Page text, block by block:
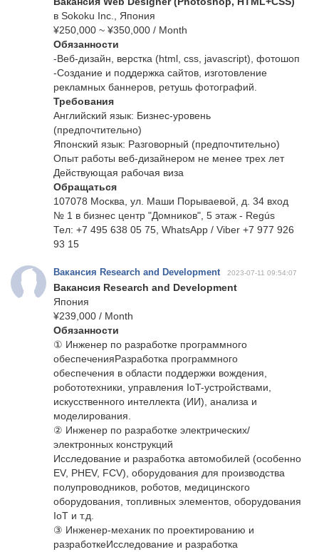
в Sokoku Inc., Япония
¥250,000 ~ ¥350,000 / Month
Обязанности
-Веб-дизайн, верстка (html, css, javascript), фотошоп
-Создание и поддержка сайтов, изготовление
рекламных баннеров, ретушь фотографий.
Требования
Английский язык: Бизнес-уровень
(предпочтительно)
Японский язык: Разговорный (предпочтительно)
Опыт работы веб-дизайнером не менее трех лет
Действующая рабочая виза
Обращаться
107078 Москва, ул. Маши Порываевой, д. 34 вход
№ 1 в бизнес центр "Домников", 5 этаж - Regús
Тел: +7 495 638 05 75, WhatsApp / Viber +7 977 926
93 15
Вакансия Research and Development 2023-07-11 09:54:07
Вакансия Research and Development
Япония
¥239,000 / Month
Обязанности
① Инженер по разработке программного
обеспеченияРазработка программного
обеспечения в области поддержки вождения,
робототехники, управления IoT-устройствами,
искусственного интеллекта (ИИ), анализа и
моделирования.
② Инженер по разработке электрических/
электронных конструкций
Исследование и разработка автомобилей (особенно
EV, PHEV, FCV), оборудования для производства
полупроводников, роботов, медицинского
оборудования, топливных элементов, оборудования
IoT и т.д.
③ Инженер-механик по проектированию и
разработкеИсследование и разработка